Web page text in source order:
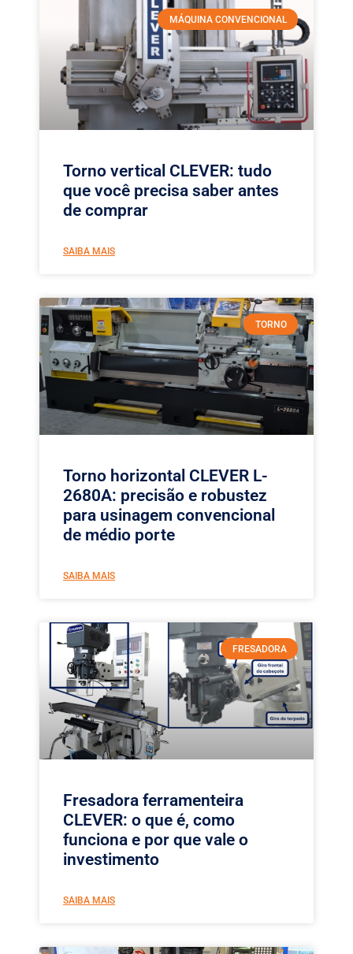
MÁQUINA CONVENCIONAL
Torno vertical CLEVER: tudo
que você precisa saber antes
de comprar
SAIBA MAIS
TORNO
Torno horizontal CLEVER L-
2680A: precisão e robustez
para usinagem convencional
de médio porte
SAIBA MAIS
FRESADORA
Fresadora ferramenteira
CLEVER: o que é, como
funciona e por que vale o
investimento
SAIBA MAIS